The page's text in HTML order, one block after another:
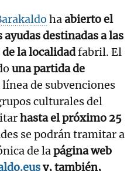
haabierto el
destinadas a las
la localidadfabril. El
una partida de
línea de subvenciones
culturales del
hasta el próximo 25
se podrán tramitar a
de lapágina web
y, también,